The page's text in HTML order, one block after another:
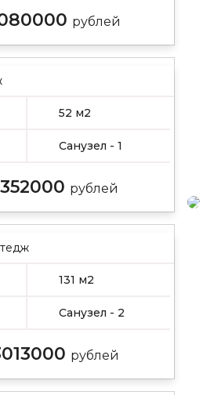
рублей
52 м2
Санузел - 1
рублей
131 м2
Санузел - 2
рублей